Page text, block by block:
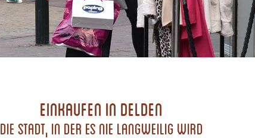
Einkaufen in Delden
die Stadt, in der es nie langweilig wird